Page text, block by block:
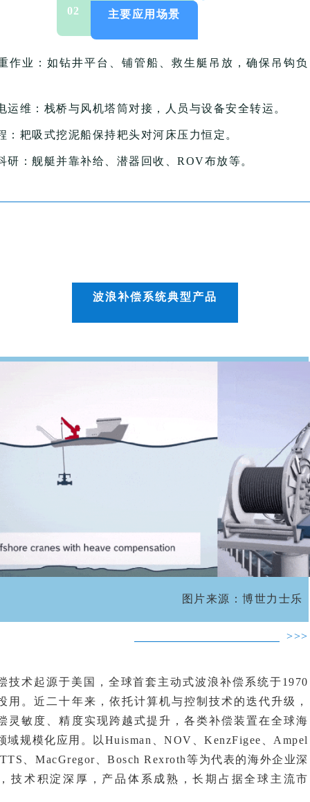
02 主要应用场景
作业‌：如钻井平台、铺管船、救生艇吊放，确保吊钩负
运维‌：栈桥与风机塔筒对接，人员与设备安全转运。
：耙吸式挖泥船保持耙头对河床压力恒定。
研‌：舰艇并靠补给、潜器回收、ROV布放等。
波浪补偿系统典型产品
图片来源：博世力士乐
>>>
技术起源于美国，全球首套主动式波浪补偿系统于1970
用。近二十年来，依托计算机与控制技术的迭代升级，
灵敏度、精度实现跨越式提升，各类补偿装置在全球海
域规模化应用。以Huisman、NOV、KenzFigee、Ampel
、MacGregor 、Bosch Rexroth等为代表的海外企业深
技术积淀深厚，产品体系成熟，长期占据全球主流市